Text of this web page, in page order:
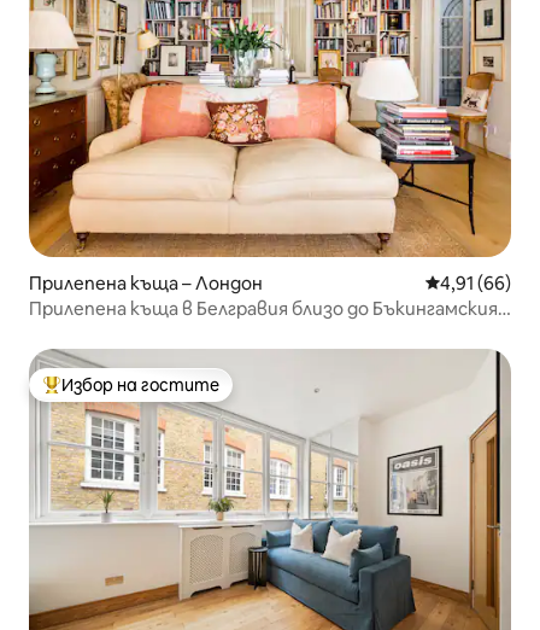
Прилепена къща – Лондон Средна
4,91 (66)
Прилепена къща в Белгравия близо до Бъкингамския
Най-популярен избор на гостите
Избор на гостите